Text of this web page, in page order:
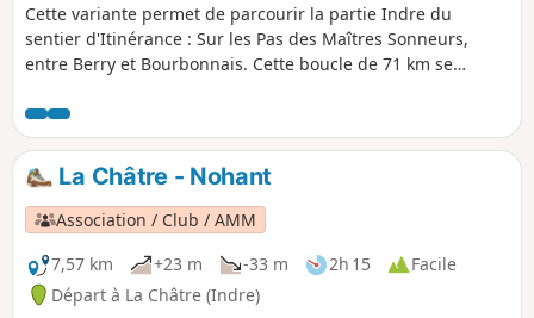
Cette variante permet de parcourir la partie Indre du
sentier d'Itinérance : Sur les Pas des Maîtres Sonneurs,
entre Berry et Bourbonnais. Cette boucle de 71 km se
voir les Informations pratiques. Ce parcours étant une
boucle, le point de départ peut se faire de n'importe quelles
communes en fonction de la disponibilité des
hébergements choisis.
La Châtre - Nohant
Association / Club / AMM
7,57 km
+23 m -33 m 2h 15
Facile
Départ à La Châtre (Indre)